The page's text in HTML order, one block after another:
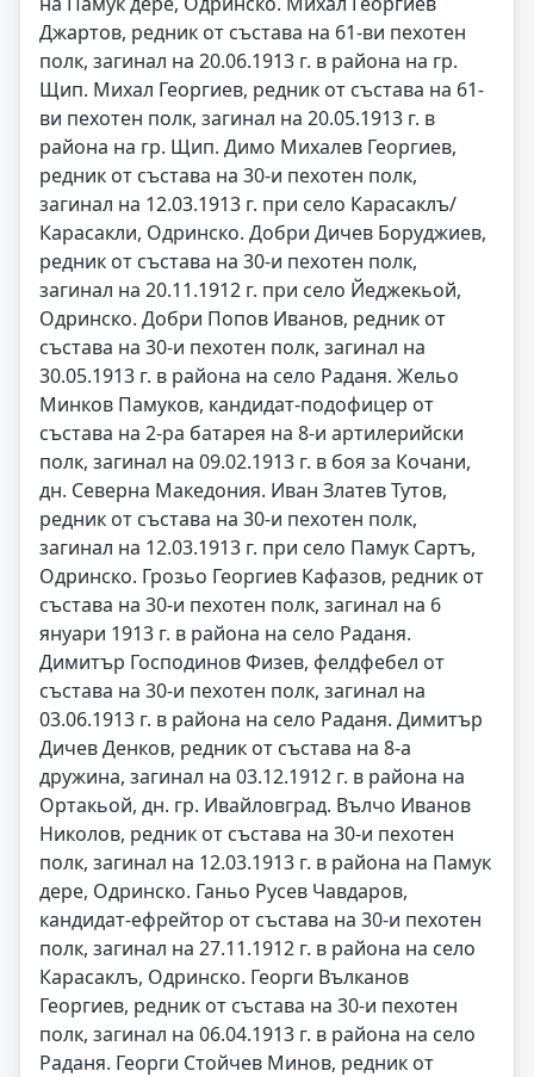
Джартов, редник от състава на 61-ви пехотен
полк, загинал на 20.06.1913 г. в района на гр.
Щип. Михал Георгиев, редник от състава на 61-
ви пехотен полк, загинал на 20.05.1913 г. в
района на гр. Щип. Димо Михалев Георгиев,
редник от състава на 30-и пехотен полк,
загинал на 12.03.1913 г. при село Карасаклъ/
Карасакли, Одринско. Добри Дичев Боруджиев,
редник от състава на 30-и пехотен полк,
загинал на 20.11.1912 г. при село Йеджекьой,
Одринско. Добри Попов Иванов, редник от
състава на 30-и пехотен полк, загинал на
30.05.1913 г. в района на село Раданя. Жельо
Минков Памуков, кандидат-подофицер от
състава на 2-ра батарея на 8-и артилерийски
полк, загинал на 09.02.1913 г. в боя за Кочани,
дн. Северна Македония. Иван Златев Тутов,
редник от състава на 30-и пехотен полк,
загинал на 12.03.1913 г. при село Памук Сартъ,
Одринско. Грозьо Георгиев Кафазов, редник от
състава на 30-и пехотен полк, загинал на 6
януари 1913 г. в района на село Раданя.
Димитър Господинов Физев, фелдфебел от
състава на 30-и пехотен полк, загинал на
03.06.1913 г. в района на село Раданя. Димитър
Дичев Денков, редник от състава на 8-а
дружина, загинал на 03.12.1912 г. в района на
Ортакьой, дн. гр. Ивайловград. Вълчо Иванов
Николов, редник от състава на 30-и пехотен
полк, загинал на 12.03.1913 г. в района на Памук
дере, Одринско. Ганьо Русев Чавдаров,
кандидат-ефрейтор от състава на 30-и пехотен
полк, загинал на 27.11.1912 г. в района на село
Карасаклъ, Одринско. Георги Вълканов
Георгиев, редник от състава на 30-и пехотен
полк, загинал на 06.04.1913 г. в района на село
Раданя. Георги Стойчев Минов, редник от